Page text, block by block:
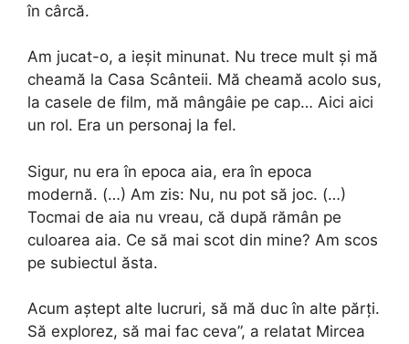
în cârcă.
Am jucat-o, a ieșit minunat. Nu trece mult și mă
cheamă la Casa Scânteii. Mă cheamă acolo sus,
la casele de film, mă mângâie pe cap… Aici aici
un rol. Era un personaj la fel.
Sigur, nu era în epoca aia, era în epoca
modernă. (…) Am zis: Nu, nu pot să joc. (…)
Tocmai de aia nu vreau, că după rămân pe
culoarea aia. Ce să mai scot din mine? Am scos
pe subiectul ăsta.
Acum aștept alte lucruri, să mă duc în alte părți.
Să explorez, să mai fac ceva”, a relatat Mircea